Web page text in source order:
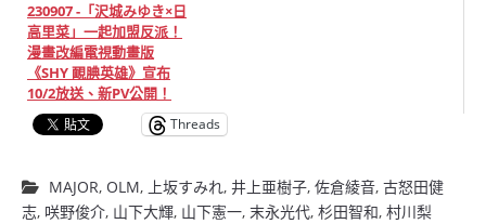
230907 -「沢城みゆき×日
高里菜」一起加盟反派！
漫畫改編電視動畫版
《SHY 靦腆英雄》宣布
10/2放送、新PV公開！
Threads
MAJOR, OLM, 上坂すみれ, 井上亜樹子, 佐倉綾音, 古怒田健
志, 咲野俊介, 山下大輝, 山下憲一, 末永光代, 杉田智和, 村川梨